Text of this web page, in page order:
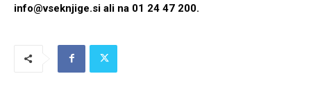
info@vseknjige.si ali na 01 24 47 200.